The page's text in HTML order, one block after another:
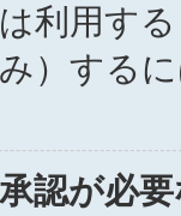
利用す
）する
認が必